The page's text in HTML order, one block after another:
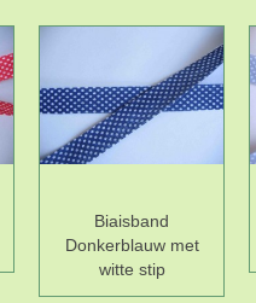
Biaisband
Donkerblauw met
witte stip